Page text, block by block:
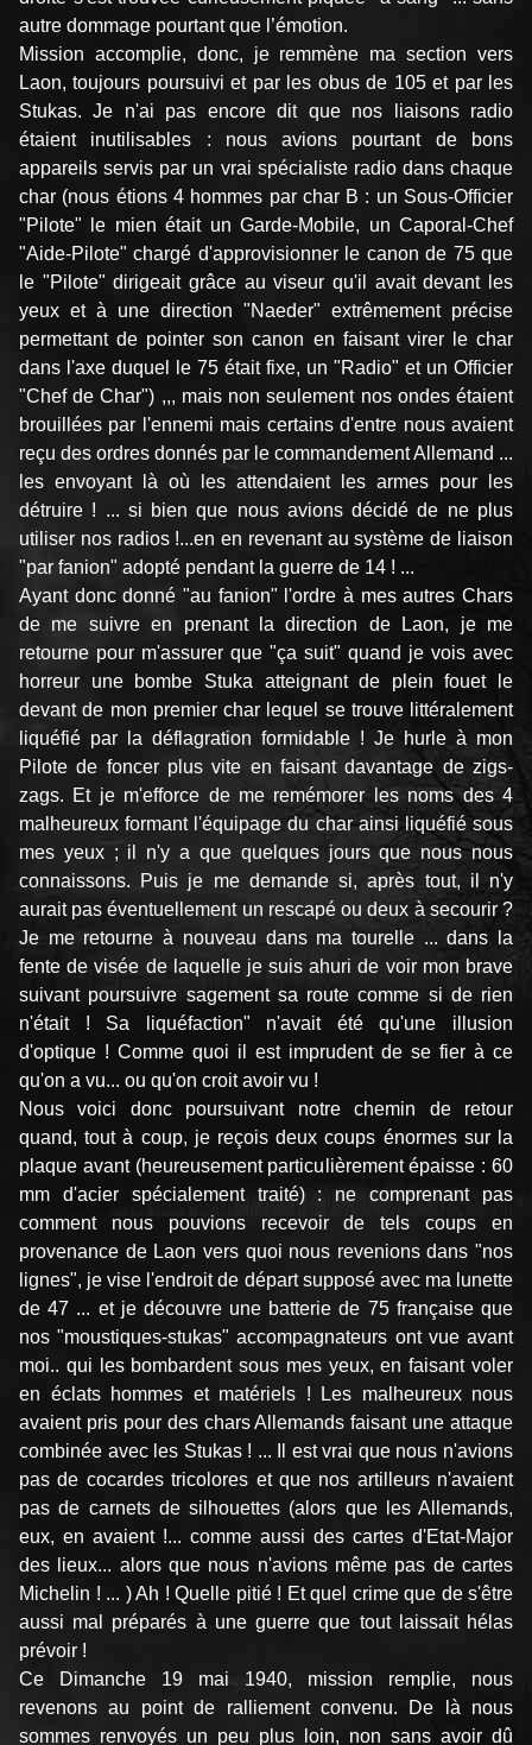
autre dommage pourtant que l’émotion.
Mission accomplie, donc, je remmène ma section vers
Laon, toujours poursuivi et par les obus de 105 et par les
Stukas. Je n'ai pas encore dit que nos liaisons radio
étaient inutilisables : nous avions pourtant de bons
appareils servis par un vrai spécialiste radio dans chaque
char (nous étions 4 hommes par char B : un Sous-Officier
"Pilote" le mien était un Garde-Mobile, un Caporal-Chef
"Aide-Pilote" chargé d'approvisionner le canon de 75 que
le "Pilote" dirigeait grâce au viseur qu'il avait devant les
yeux et à une direction "Naeder" extrêmement précise
permettant de pointer son canon en faisant virer le char
dans l'axe duquel le 75 était fixe, un "Radio" et un Officier
"Chef de Char") ,,, mais non seulement nos ondes étaient
brouillées par l'ennemi mais certains d'entre nous avaient
reçu des ordres donnés par le commandement Allemand ...
les envoyant là où les attendaient les armes pour les
détruire ! ... si bien que nous avions décidé de ne plus
utiliser nos radios !...en en revenant au système de liaison
"par fanion" adopté pendant la guerre de 14 ! ...
Ayant donc donné "au fanion" l'ordre à mes autres Chars
de me suivre en prenant la direction de Laon, je me
retourne pour m'assurer que "ça suit" quand je vois avec
horreur une bombe Stuka atteignant de plein fouet le
devant de mon premier char lequel se trouve littéralement
liquéfié par la déflagration formidable ! Je hurle à mon
Pilote de foncer plus vite en faisant davantage de zigs-
zags. Et je m'efforce de me remémorer les noms des 4
malheureux formant l'équipage du char ainsi liquéfié sous
mes yeux ; il n'y a que quelques jours que nous nous
connaissons. Puis je me demande si, après tout, il n'y
aurait pas éventuellement un rescapé ou deux à secourir ?
Je me retourne à nouveau dans ma tourelle ... dans la
fente de visée de laquelle je suis ahuri de voir mon brave
suivant poursuivre sagement sa route comme si de rien
n'était ! Sa liquéfaction" n'avait été qu'une illusion
d'optique ! Comme quoi il est imprudent de se fier à ce
qu'on a vu... ou qu'on croit avoir vu !
Nous voici donc poursuivant notre chemin de retour
quand, tout à coup, je reçois deux coups énormes sur la
plaque avant (heureusement particulièrement épaisse : 60
mm d'acier spécialement traité) : ne comprenant pas
comment nous pouvions recevoir de tels coups en
provenance de Laon vers quoi nous revenions dans "nos
lignes", je vise l'endroit de départ supposé avec ma lunette
de 47 ... et je découvre une batterie de 75 française que
nos "moustiques-stukas" accompagnateurs ont vue avant
moi.. qui les bombardent sous mes yeux, en faisant voler
en éclats hommes et matériels ! Les malheureux nous
avaient pris pour des chars Allemands faisant une attaque
combinée avec les Stukas ! ... Il est vrai que nous n'avions
pas de cocardes tricolores et que nos artilleurs n'avaient
pas de carnets de silhouettes (alors que les Allemands,
eux, en avaient !... comme aussi des cartes d'Etat-Major
des lieux... alors que nous n'avions même pas de cartes
Michelin ! ... ) Ah ! Quelle pitié ! Et quel crime que de s'être
aussi mal préparés à une guerre que tout laissait hélas
prévoir !
Ce Dimanche 19 mai 1940, mission remplie, nous
revenons au point de ralliement convenu. De là nous
sommes renvoyés un peu plus loin, non sans avoir dû